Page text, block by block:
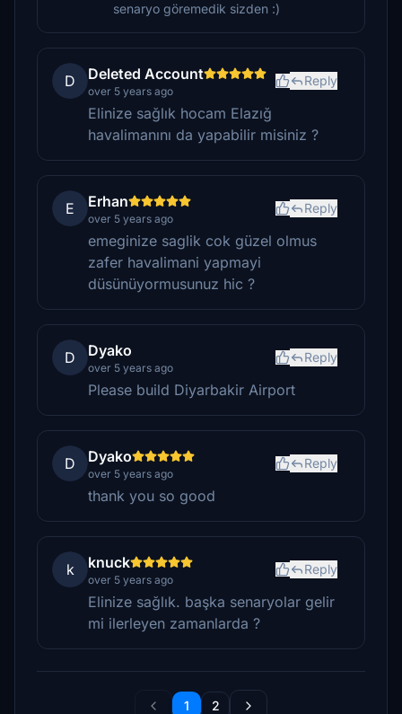
senaryo göremedik sizden :)
D Deleted Account
over 5 years ago
Reply
Elinize sağlık hocam Elazığ
havalimanını da yapabilir misiniz ?
E Erhan
over 5 years ago
Reply
emeginize saglik cok güzel olmus
zafer havalimani yapmayi
düsünüyormusunuz hic ?
D Dyako
over 5 years ago
Reply
Please build Diyarbakir Airport
D Dyako
over 5 years ago
Reply
thank you so good
k knuck
over 5 years ago
Reply
Elinize sağlık. başka senaryolar gelir
mi ilerleyen zamanlarda ?
1 2